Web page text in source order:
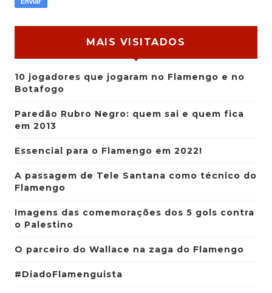
MAIS VISITADOS
10 jogadores que jogaram no Flamengo e no
Botafogo
Paredão Rubro Negro: quem sai e quem fica
em 2013
Essencial para o Flamengo em 2022!
A passagem de Tele Santana como técnico do
Flamengo
Imagens das comemorações dos 5 gols contra
o Palestino
O parceiro do Wallace na zaga do Flamengo
#DiadoFlamenguista